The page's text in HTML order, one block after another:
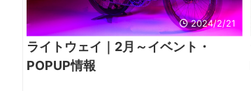
2024/2/21
ライトウェイ｜2月～イベント・
POPUP情報